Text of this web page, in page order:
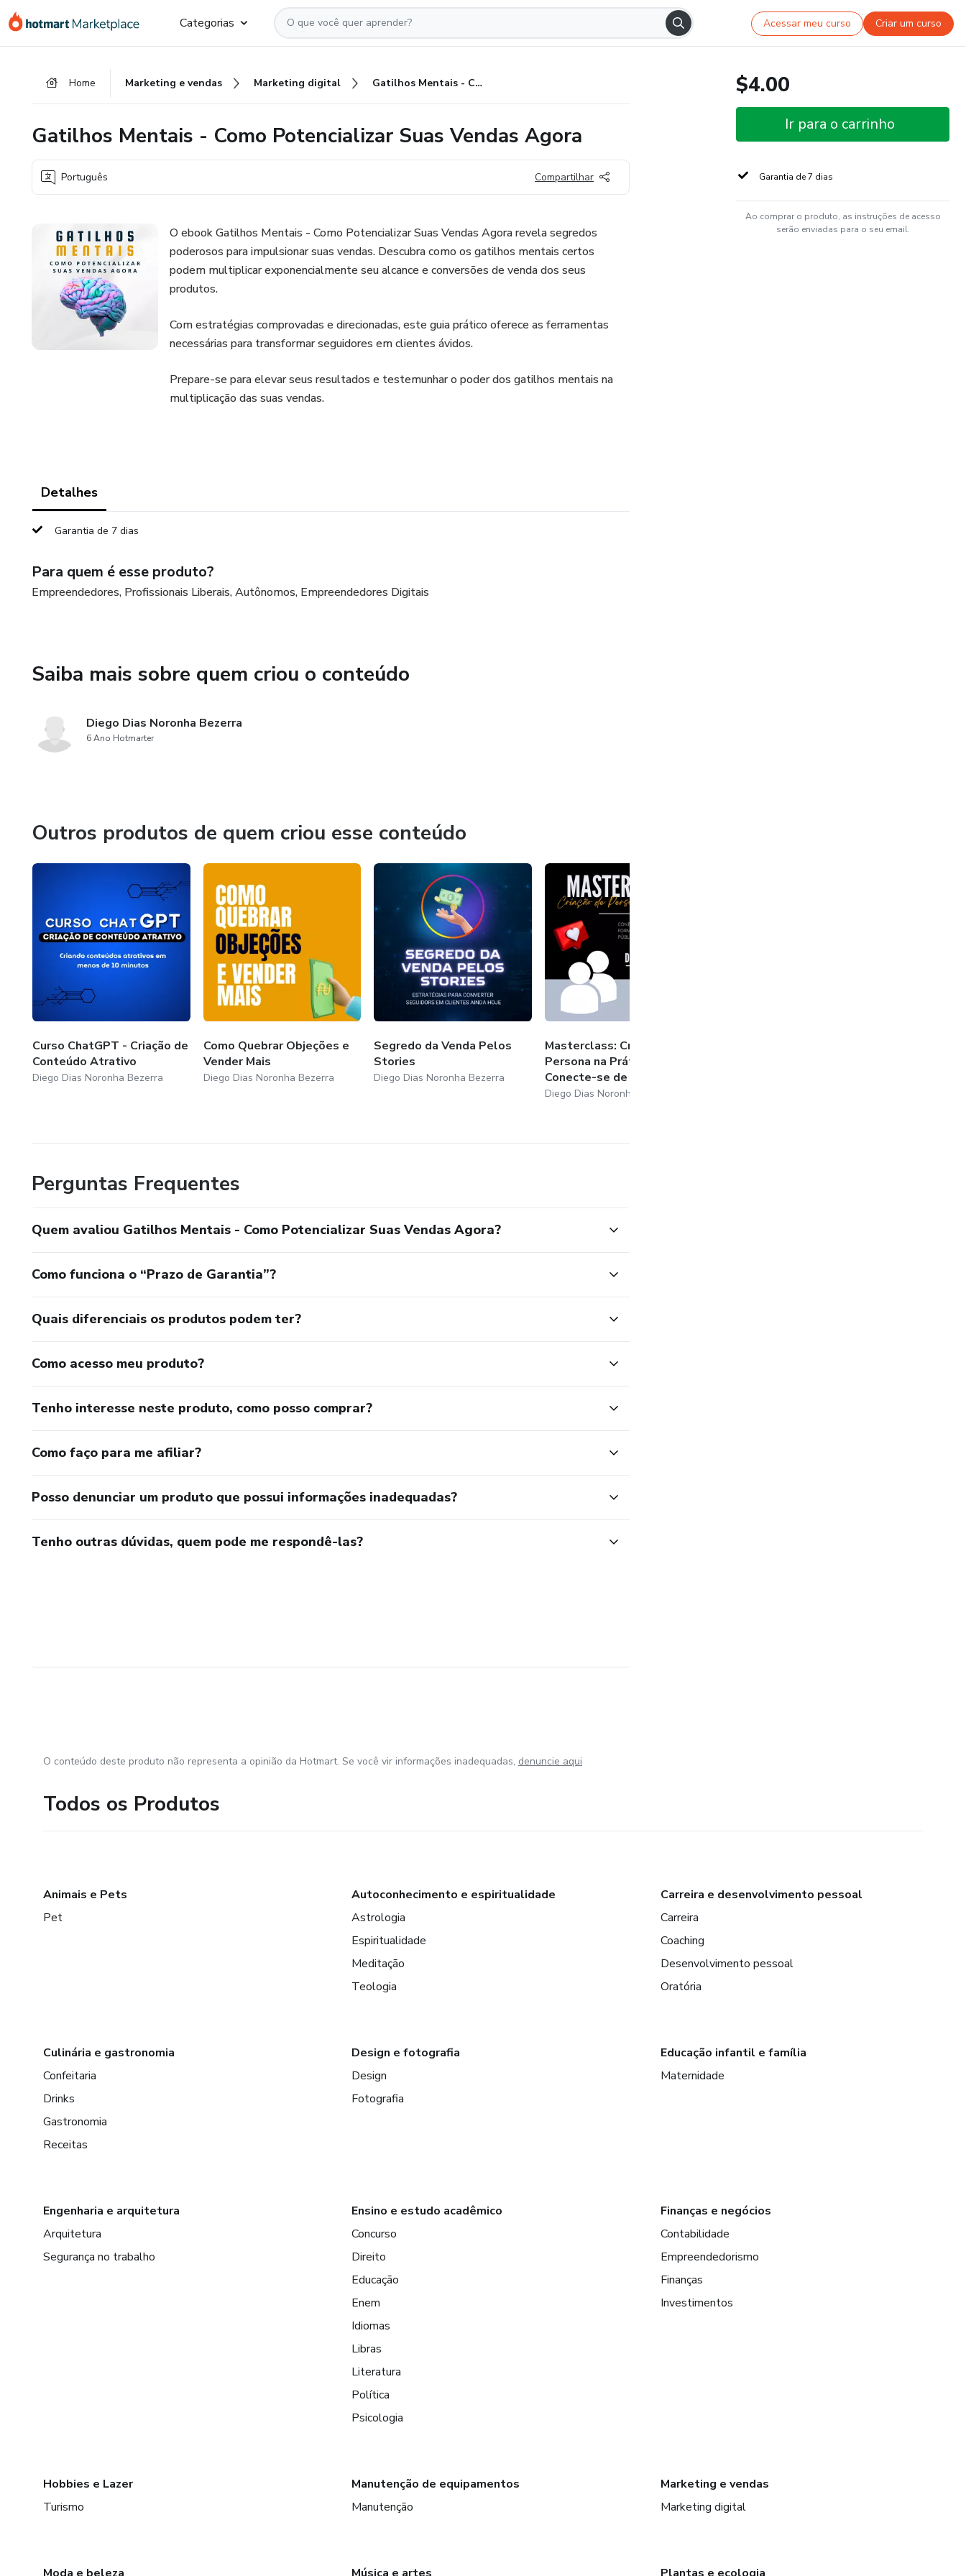
para
para
para
Categorias Acessar meu curso Criar um curso
Home Marketing e vendas Marketing digital Gatilhos Mentais - Como Potencializar Suas Vendas Agora
Gatilhos Mentais - Como Potencializar Suas Vendas Agora
Português Compartilhar
O ebook Gatilhos Mentais - Como Potencializar Suas Vendas Agora revela segredos
poderosos para impulsionar suas vendas. Descubra como os gatilhos mentais certos
podem multiplicar exponencialmente seu alcance e conversões de venda dos seus
produtos.
Com estratégias comprovadas e direcionadas, este guia prático oferece as ferramentas
necessárias para transformar seguidores em clientes ávidos.
Prepare-se para elevar seus resultados e testemunhar o poder dos gatilhos mentais na
multiplicação das suas vendas.
Detalhes
Garantia de 7 dias
Para quem é esse produto?
Empreendedores, Profissionais Liberais, Autônomos, Empreendedores Digitais
Saiba mais sobre quem criou o conteúdo
Diego Dias Noronha Bezerra
6 Ano Hotmarter
Outros produtos de quem criou esse conteúdo
Curso ChatGPT - Criação de
Conteúdo Atrativo
Diego Dias Noronha Bezerra
Como Quebrar Objeções e
Vender Mais
Diego Dias Noronha Bezerra
Segredo da Venda Pelos
Stories
Diego Dias Noronha Bezerra
Masterclass: Criação de
Persona na Prática -
Conecte-se de f...
Diego Dias Noronha Bezerra
Perguntas Frequentes
Quem avaliou Gatilhos Mentais - Como Potencializar Suas Vendas Agora?
Como funciona o “Prazo de Garantia”?
Quais diferenciais os produtos podem ter?
Como acesso meu produto?
Tenho interesse neste produto, como posso comprar?
Como faço para me afiliar?
Posso denunciar um produto que possui informações inadequadas?
Tenho outras dúvidas, quem pode me respondê-las?
$4.00
Ir para o carrinho
Garantia de 7 dias
Ao comprar o produto, as instruções de acesso
serão enviadas para o seu email.
O conteúdo deste produto não representa a opinião da Hotmart. Se você vir informações inadequadas, denuncie aqui
Todos os Produtos
Animais e Pets
Pet
Autoconhecimento e espiritualidade
Astrologia
Espiritualidade
Meditação
Teologia
Carreira e desenvolvimento pessoal
Carreira
Coaching
Desenvolvimento pessoal
Oratória
Culinária e gastronomia
Confeitaria
Drinks
Gastronomia
Receitas
Design e fotografia
Design
Fotografia
Educação infantil e família
Maternidade
Engenharia e arquitetura
Arquitetura
Segurança no trabalho
Ensino e estudo acadêmico
Concurso
Direito
Educação
Enem
Idiomas
Libras
Literatura
Política
Psicologia
Finanças e negócios
Contabilidade
Empreendedorismo
Finanças
Investimentos
Hobbies e Lazer
Turismo
Manutenção de equipamentos
Manutenção
Marketing e vendas
Marketing digital